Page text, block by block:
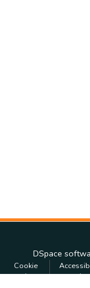
DSpace
Cookie
settings